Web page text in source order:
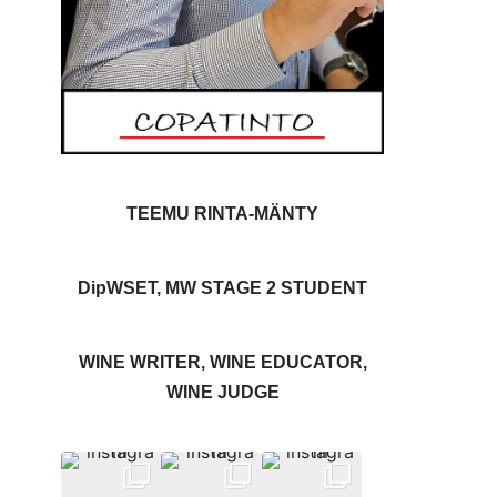
TEEMU RINTA-MÄNTY
DipWSET, MW STAGE 2 STUDENT
WINE WRITER, WINE EDUCATOR,
WINE JUDGE